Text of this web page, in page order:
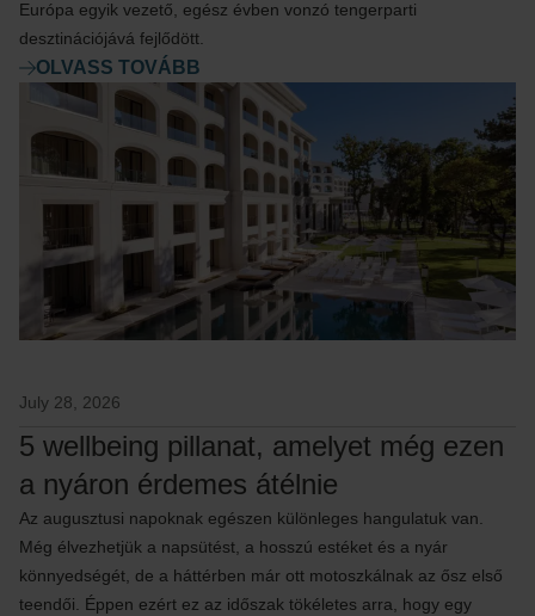
Európa egyik vezető, egész évben vonzó tengerparti
desztinációjává fejlődött.
OLVASS TOVÁBB
July 28, 2026
5 wellbeing pillanat, amelyet még ezen
a nyáron érdemes átélnie
Az augusztusi napoknak egészen különleges hangulatuk van.
Még élvezhetjük a napsütést, a hosszú estéket és a nyár
könnyedségét, de a háttérben már ott motoszkálnak az ősz első
teendői. Éppen ezért ez az időszak tökéletes arra, hogy egy